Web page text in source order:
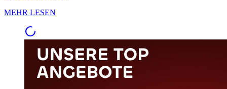
MEHR LESEN